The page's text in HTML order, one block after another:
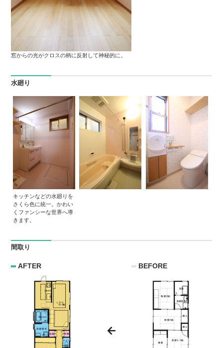
窓からの光がクロスの柄に反射して神秘的に。
水廻り
キッチンなどの水廻りを
さくら色に統一。かわい
くファンシーな世界へ導
きます。
間取り
BEFORE
AFTER